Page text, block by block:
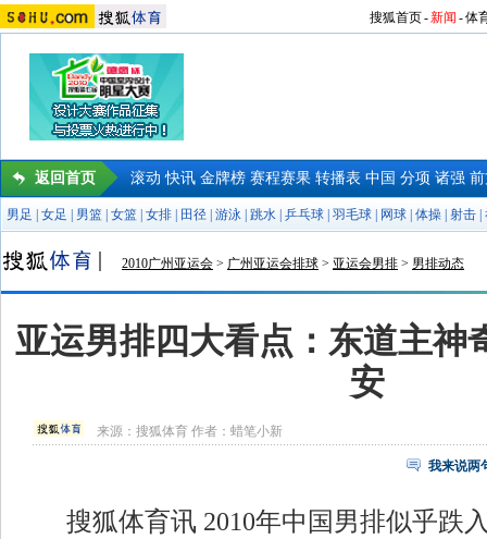
搜狐首页-新闻 -体
返回首页 滚动 快讯 金牌榜 赛程赛果 转播表 中国 分项 诸强
男足 女足 男篮 女篮 女排 田径 游泳 跳水 乒乓球 羽毛球 网球 体操 射击
2010广州亚运会 > 广州亚运会排球 > 亚运会男排 > 男排动态
亚运男排四大看点：东道主神
安
来源：搜狐体育 作者：蜡笔小新
我来说两
搜狐体育讯 2010年中国男排似乎跌